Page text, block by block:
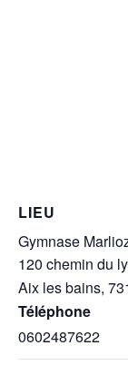
LIEU
Gymnase
120 chemin du
Aix les bains,
Téléphone
0602487622